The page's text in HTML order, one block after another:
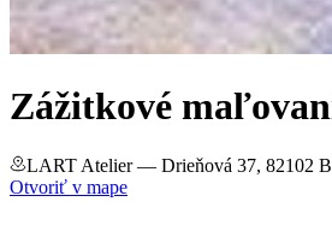
Zážitkové
LART Atelier— Drieňová 37, 82102
Otvoriť v mape